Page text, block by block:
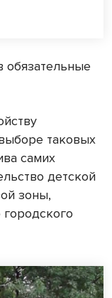
обязательные
таковых
самих
детской
зоны,